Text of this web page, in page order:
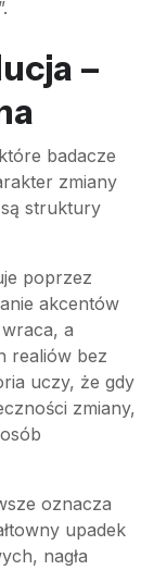
–
badacze
zmiany
struktury
poprzez
akcentów
a
realiów bez
uczy, że gdy
zmiany,
oznacza
upadek
nagła